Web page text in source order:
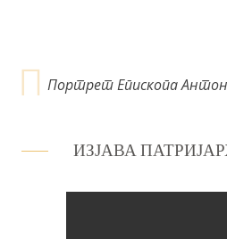
Портрет Епископа
ИЗЈАВА